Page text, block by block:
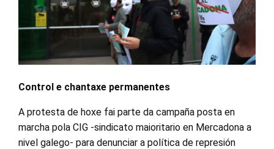
Control e chantaxe permanentes
A protesta de hoxe fai parte da campaña posta en
marcha pola CIG -sindicato maioritario en Mercadona a
nivel galego- para denunciar a política de represión